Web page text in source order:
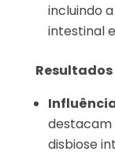
incluindo
intestinal
Resultados
destacam
disbiose